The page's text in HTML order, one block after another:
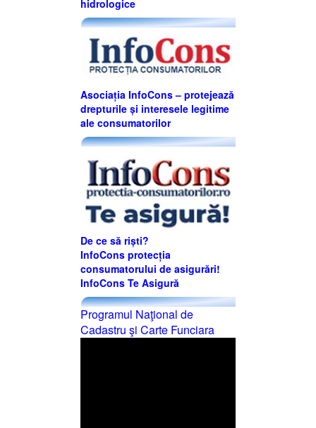
hidrologice
Asociația InfoCons – protejează
drepturile și interesele legitime
ale consumatorilor
De ce să riști?
InfoCons protecția
consumatorului de asigurări!
InfoCons Te Asigură
Programul Naţional de
Cadastru şi Carte Funciara